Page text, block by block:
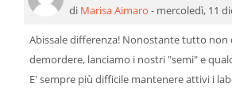
di Marisa Aimaro - mercoledì, 11
Abissale differenza! Nonostante tutto non
demordere, lanciamo i nostri "semi" e
E' sempre più difficile mantenere attivi i